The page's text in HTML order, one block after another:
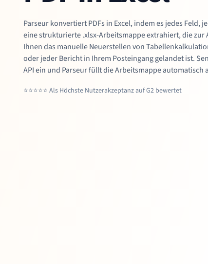
Parseur konvertiert PDFs in Excel, indem es jedes Feld,
eine strukturierte .xlsx-Arbeitsmappe extrahiert, die zur
Ihnen das manuelle Neuerstellen von
oder jeder Bericht in Ihrem Posteingang gelandet ist.
API ein und Parseur füllt die Arbeitsmappe automatisch
⭐⭐⭐⭐⭐ Als Höchste Nutzerakzeptanz auf G2 bewertet